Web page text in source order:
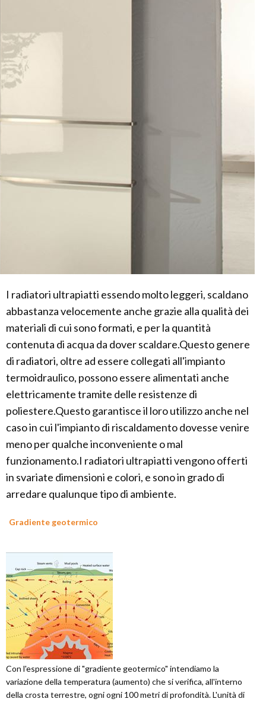
I radiatori ultrapiatti essendo molto leggeri, scaldano
abbastanza velocemente anche grazie alla qualità dei
materiali di cui sono formati, e per la quantità
contenuta di acqua da dover scaldare.Questo genere
di radiatori, oltre ad essere collegati all'impianto
termoidraulico, possono essere alimentati anche
elettricamente tramite delle resistenze di
poliestere.Questo garantisce il loro utilizzo anche nel
caso in cui l'impianto di riscaldamento dovesse venire
meno per qualche inconveniente o mal
funzionamento.I radiatori ultrapiatti vengono offerti
in svariate dimensioni e colori, e sono in grado di
arredare qualunque tipo di ambiente.
Gradiente geotermico
Con l'espressione di "gradiente geotermico" intendiamo la
variazione della temperatura (aumento) che si verifica, all'interno
della crosta terrestre, ogni ogni 100 metri di profondità. L'unità di